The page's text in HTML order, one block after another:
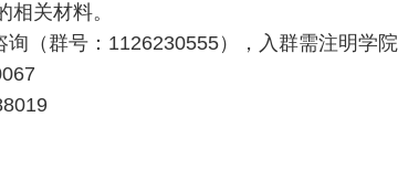
关材料。
（群号： 1126230555），入群需注明学院